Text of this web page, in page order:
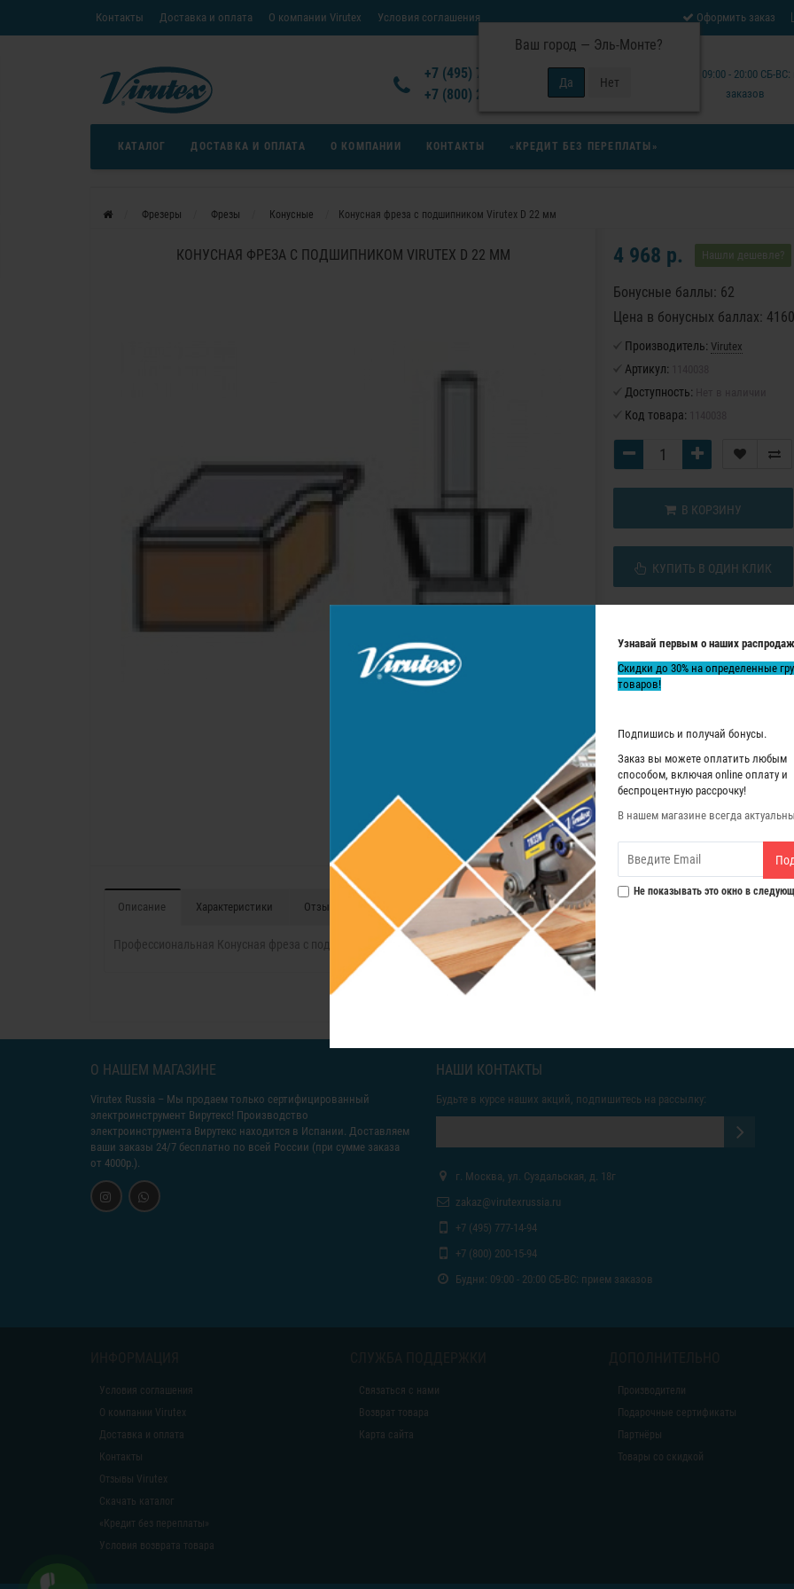
Узнавай первым о наших
Скидки до 30% на определенные
товаров!
Подпишись и получай бонусы.
Заказ вы можете оплатить любым
способом, включая online оплату и
беспроцентную рассрочку!
В нашем магазине всегда
Не показывать это окно в
Условия соглашения
О компании Virutex
Доставка и оплата
Контакты
Условия возврата товара
Ваш город — Эль-Монте?
Оформить заказ
+7 (495) 777-14-94
+7 (800) 200-15-94
Будни: 09:00 - 20:00 СБ-
заказов
КАТАЛОГ ДОСТАВКА И ОПЛАТА О КОМПАНИИ КОНТАКТЫ «КРЕДИТ БЕЗ ПЕРЕПЛАТЫ»
Фрезеры Фрезы Конусные Конусная фреза с подшипником Virutex D 22 мм
КОНУСНАЯ ФРЕЗА С ПОДШИПНИКОМ VIRUTEX D 22 ММ 4 968 р. Нашли дешевле?
Бонусные баллы: 62
Цена в бонусных баллах: 4160
Производитель: Virutex
Артикул:
Доступность:
Код товара:
В КОРЗИНУ
КУПИТЬ В ОДИН КЛИК
Описание Характеристики Отзывы (0)
Профессиональная Конусная фреза с подшипником Диаметр 22 мм.
О НАШЕМ МАГАЗИНЕ
Virutex Russia – Мы продаем только сертифицированный
электроинструмент Вирутекс! Производство
электроинструмента Вирутекс находится в Испании. Доставляем
ваши заказы 24/7 бесплатно по всей России (при сумме заказа
от 4000р.).
НАШИ КОНТАКТЫ
Будьте в курсе наших акций, подпишитесь на рассылку:
г. Москва, ул. Суздальская, д. 18г
zakaz@virutexrussia.ru
+7 (495) 777-14-94
+7 (800) 200-15-94
Будни: 09:00 - 20:00 СБ-ВС: прием заказов
Условия соглашения
О компании Virutex
Доставка и оплата
Контакты
Отзывы Virutex
Скачать каталог
«Кредит без переплаты»
Условия возврата товара
Связаться с нами
Возврат товара
Карта сайта
Производители
Подарочные сертификаты
Партнёры
Товары со скидкой